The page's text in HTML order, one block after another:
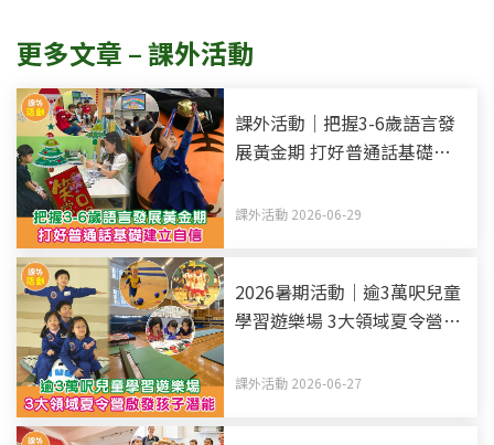
更多文章 – 課外活動
課外活動｜把握3-6歲語言發
展黃金期 打好普通話基礎建
課外活動 2026-06-29
2026暑期活動｜逾3萬呎兒童
學習遊樂場 3大領域夏令營啟
課外活動 2026-06-27